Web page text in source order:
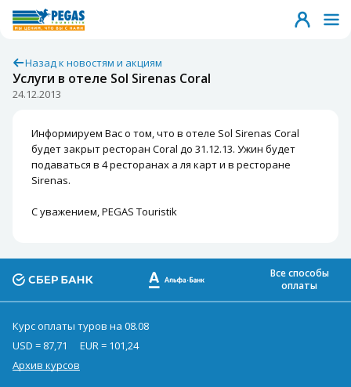
Назад к новостям и акциям
Услуги в отеле Sol Sirenas Coral
24.12.2013
Информируем Вас о том, что в отеле Sol Sirenas Coral
будет закрыт ресторан Coral до 31.12.13. Ужин будет
подаваться в 4 ресторанах а ля карт и в ресторане
Sirenas.
С уважением, PEGAS Touristik
Все способы
оплаты
Курс оплаты туров на 08.08
USD = 87,71
EUR = 101,24
Архив курсов